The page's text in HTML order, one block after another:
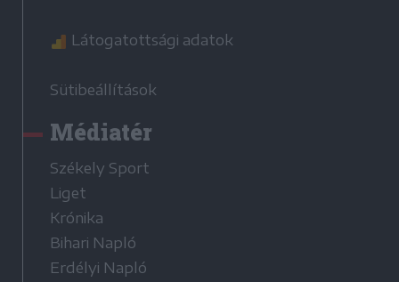
Látogatottsági adatok
Sütibeállítások
Médiatér
Székely Sport
Liget
Krónika
Bihari Napló
Erdélyi Napló